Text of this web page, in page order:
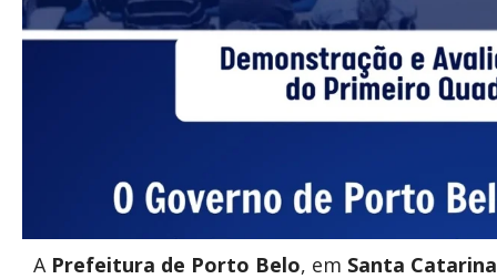
A Prefeitura de Porto Belo, em Santa Catarina